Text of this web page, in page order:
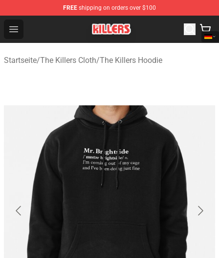
FREE shipping on orders over $100
Open menu
The Killers Shop - Official The Killers Merchandise Store
Startseite/The Killers Cloth/The Killers Hoodie